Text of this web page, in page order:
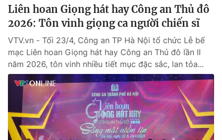
Liên hoan Giọng hát hay Công an Thủ đô
2026: Tôn vinh giọng ca người chiến sĩ
VTV.vn - Tối 23/4, Công an TP Hà Nội tổ chức Lễ bế
mạc Liên hoan Giọng hát hay Công an Thủ đô lần II
năm 2026, tôn vinh nhiều tiết mục đặc sắc, lan tỏa...